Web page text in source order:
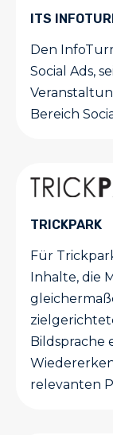
ITS
Den
Social Ads,
Bereich
TRICKPARK
Für
Inhalte, die
Bildsprache
relevanten